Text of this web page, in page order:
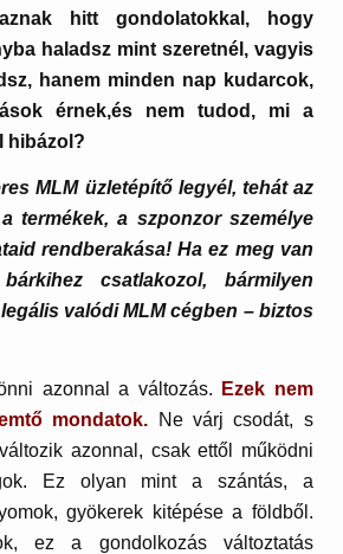
hitt gondolatokkal, hogy
haladsz mint szeretnél, vagyis
hanem minden nap kudarcok,
érnek,és nem tudod, mi a
hibázol?
MLM üzletépítő legyél, tehát az
termékek, a szponzor személye
rendberakása! Ha ez meg van
csatlakozol, bármilyen
valódi MLM cégben – biztos
azonnal a változás.
Ezek nem
mondatok.
Ne várj csodát, s
azonnal, csak ettől működni
Ez olyan mint a szántás, a
gyökerek kitépése a földből.
ez a gondolkozás változtatás